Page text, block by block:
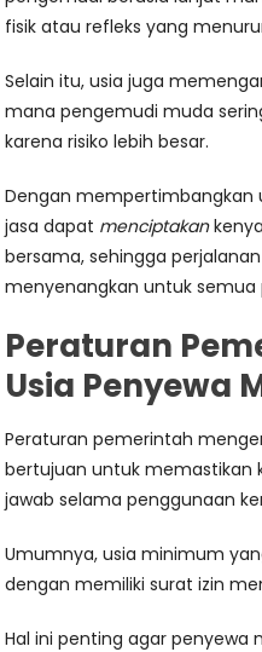
fisik atau refleks yang
Selain itu, usia juga
mana pengemudi muda
karena risiko lebih besar.
Dengan mempertimbangkan
jasa dapat menciptakan
bersama, sehingga
menyenangkan untuk semua
Peraturan
Usia Penyewa
Peraturan pemerintah
bertujuan untuk memastikan
jawab selama penggunaan
Umumnya, usia minimum
dengan memiliki surat izin
Hal ini penting agar penyewa